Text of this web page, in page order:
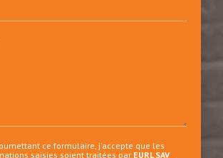
ce formulaire, j'accepte que les
saisies soient traitées par EURL SAV